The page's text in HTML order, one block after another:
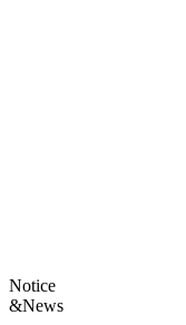
Notice
&News